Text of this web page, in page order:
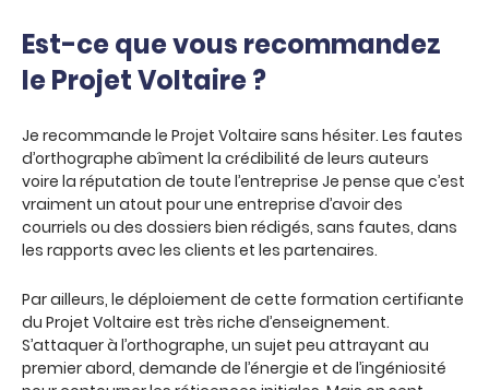
Est-ce que vous recommandez
le Projet Voltaire ?
Je recommande le Projet Voltaire sans hésiter. Les fautes
d’orthographe abîment la crédibilité de leurs auteurs
voire la réputation de toute l’entreprise Je pense que c’est
vraiment un atout pour une entreprise d’avoir des
courriels ou des dossiers bien rédigés, sans fautes, dans
les rapports avec les clients et les partenaires.
Par ailleurs, le déploiement de cette formation certifiante
du Projet Voltaire est très riche d’enseignement.
S’attaquer à l’orthographe, un sujet peu attrayant au
premier abord, demande de l’énergie et de l’ingéniosité